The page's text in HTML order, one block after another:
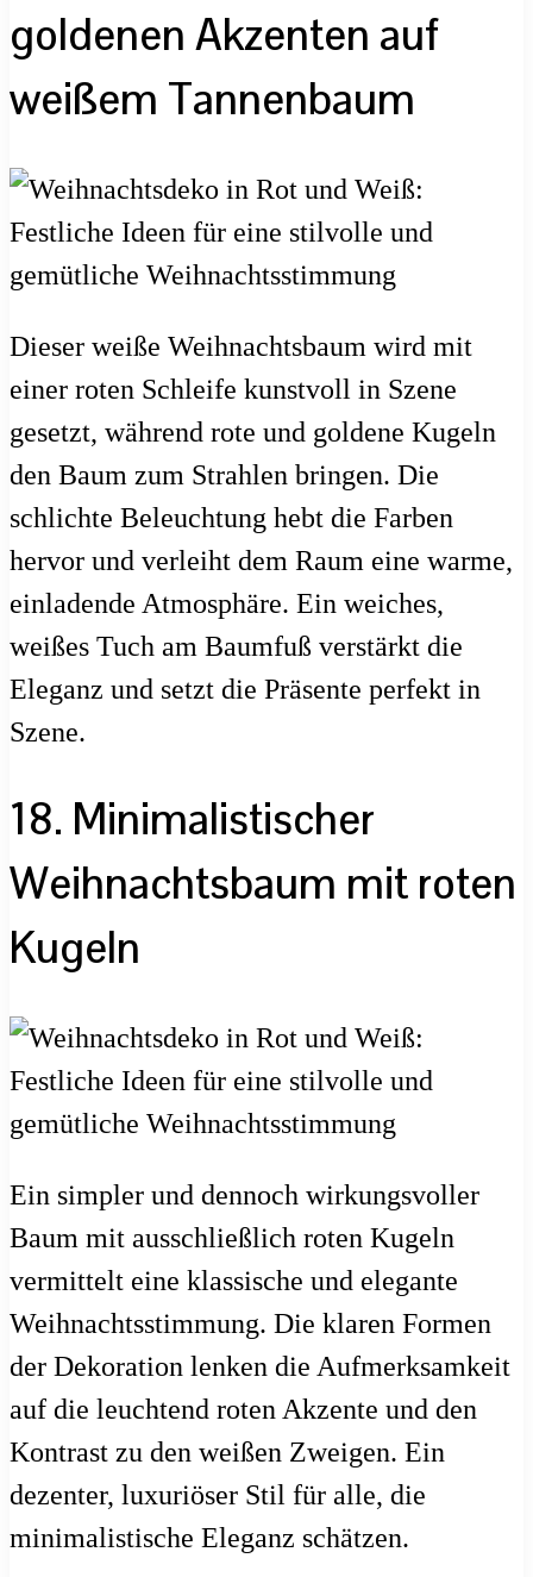
goldenen Akzenten auf
weißem Tannenbaum
Dieser weiße Weihnachtsbaum wird mit
einer roten Schleife kunstvoll in Szene
gesetzt, während rote und goldene Kugeln
den Baum zum Strahlen bringen. Die
schlichte Beleuchtung hebt die Farben
hervor und verleiht dem Raum eine warme,
einladende Atmosphäre. Ein weiches,
weißes Tuch am Baumfuß verstärkt die
Eleganz und setzt die Präsente perfekt in
Szene.
18. Minimalistischer
Weihnachtsbaum mit roten
Kugeln
Ein simpler und dennoch wirkungsvoller
Baum mit ausschließlich roten Kugeln
vermittelt eine klassische und elegante
Weihnachtsstimmung. Die klaren Formen
der Dekoration lenken die Aufmerksamkeit
auf die leuchtend roten Akzente und den
Kontrast zu den weißen Zweigen. Ein
dezenter, luxuriöser Stil für alle, die
minimalistische Eleganz schätzen.